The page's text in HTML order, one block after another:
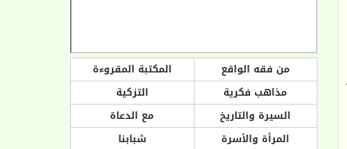
من فقه الواقع
المكتبة المقروءة
مذاهب فكرية
التزكية
السيرة والتاريخ
مع الدعاة
المرأة والأسرة
شبابنا